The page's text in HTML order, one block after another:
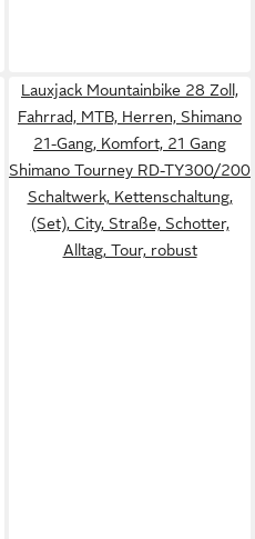
Lauxjack Mountainbike 28 Zoll,
Fahrrad, MTB, Herren, Shimano
21-Gang, Komfort, 21 Gang
Shimano Tourney RD-TY300/200
Schaltwerk, Kettenschaltung,
(Set), City, Straße, Schotter,
Alltag, Tour, robust